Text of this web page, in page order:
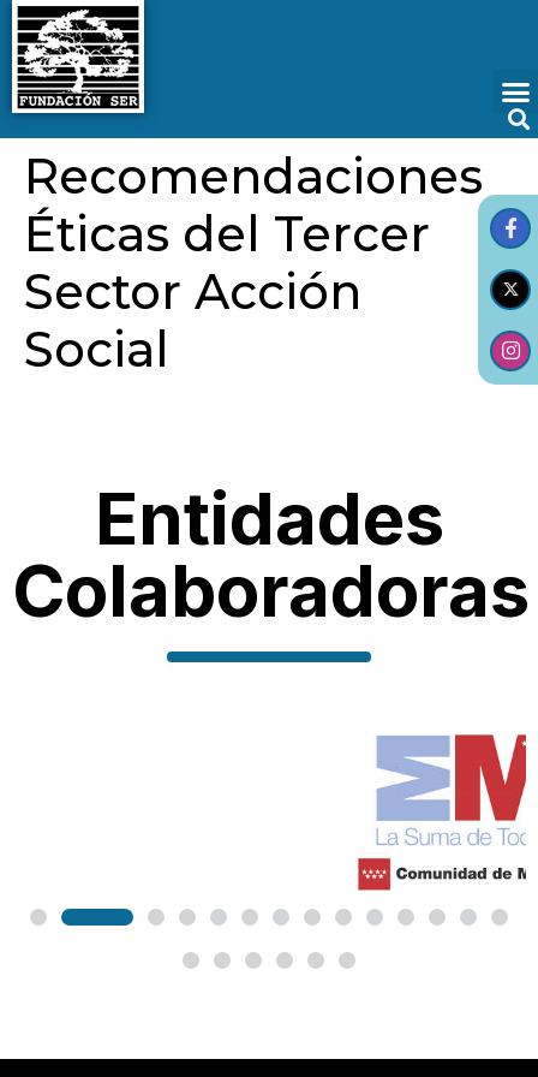
Recomendaciones
Éticas del Tercer
Sector Acción
Social
Entidades
Colaboradoras